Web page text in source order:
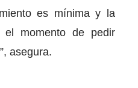
es mínima y la
el momento de pedir
asegura.